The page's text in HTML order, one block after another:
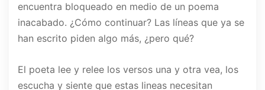
encuentra bloqueado en medio de un poema
inacabado. ¿Cómo continuar? Las líneas que ya se
han escrito piden algo más, ¿pero qué?
El poeta lee y relee los versos una y otra vea, los
escucha y siente que estas lineas necesitan